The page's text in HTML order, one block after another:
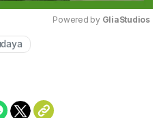
Powered by GliaStudios